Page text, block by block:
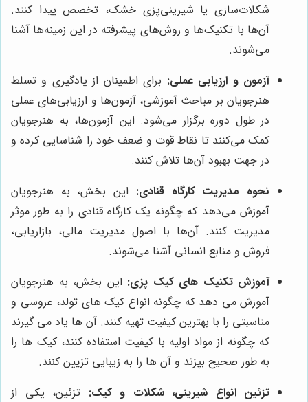
شکلات‌سازی یا شیرینی‌پزی خشک، تخصص پیدا کنند.
آن‌ها با تکنیک‌ها و روش‌های پیشرفته در این زمینه‌ها آشنا
می‌شوند.
آزمون و ارزیابی عملی: برای اطمینان از یادگیری و تسلط
هنرجویان بر مباحث آموزشی، آزمون‌ها و ارزیابی‌های عملی
در طول دوره برگزار می‌شود. این آزمون‌ها، به هنرجویان
کمک می‌کنند تا نقاط قوت و ضعف خود را شناسایی کرده و
در جهت بهبود آن‌ها تلاش کنند.
نحوه مدیریت کارگاه قنادی: این بخش، به هنرجویان
آموزش می‌دهد که چگونه یک کارگاه قنادی را به طور موثر
مدیریت کنند. آن‌ها با اصول مدیریت مالی، بازاریابی،
فروش و منابع انسانی آشنا می‌شوند.
آموزش تکنیک های کیک پزی: این بخش، به هنرجویان
آموزش می دهد که چگونه انواع کیک های تولد، عروسی و
مناسبتی را با بهترین کیفیت تهیه کنند. آن ها یاد می گیرند
که چگونه از مواد اولیه با کیفیت استفاده کنند، کیک ها را
به طور صحیح بپزند و آن ها را به زیبایی تزیین کنند.
تزئین انواع شیرینی، شکلات و کیک: تزئین، یکی از